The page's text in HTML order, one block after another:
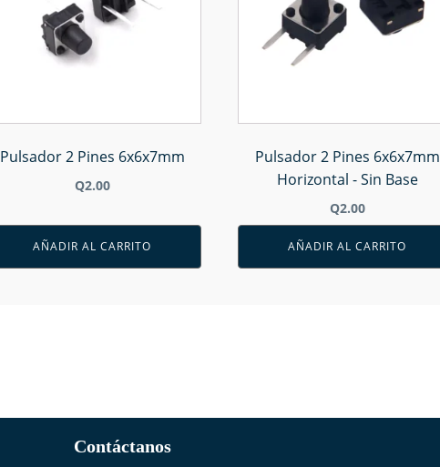
Pulsador 2 Pines 6x6x7mm
Q2.00
AÑADIR AL CARRITO
Pulsador 2 Pines 6x6x7mm
Horizontal - Sin Base
Q2.00
AÑADIR AL CARRITO
Contáctanos